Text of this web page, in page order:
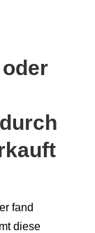
fand
diese